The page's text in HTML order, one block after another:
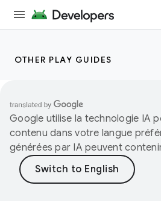
OTHER PLAY GUIDES
Google utilise la technologie IA
contenu dans votre langue
générées par IA peuvent